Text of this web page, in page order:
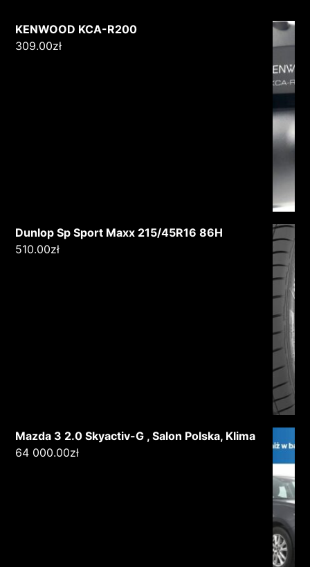
KENWOOD KCA-R200
309.00zł
Dunlop Sp Sport Maxx 215/45R16 86H
510.00zł
Mazda 3 2.0 Skyactiv-G , Salon Polska, Klima
64 000.00zł